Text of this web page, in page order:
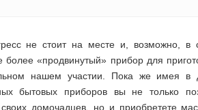
не стоит на месте и, возможно, в
более «продвинутый» прибор для
нашем участии. Пока же имея в
бытовых приборов вы не только
домочадцев, но и приобретете